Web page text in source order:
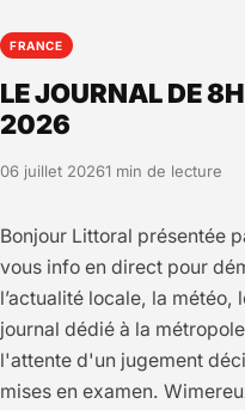
FRANCE
LE JOURNAL DE
2026
06 juillet 20261 min de lecture
Bonjour Littoral présentée
vous info en direct pour
l’actualité locale, la
journal dédié à la
l'attente d'un jugement
mises en examen.